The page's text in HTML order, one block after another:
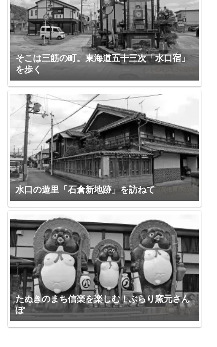
そこは三筋の町。東海道五十三次「水口宿」
を歩く
水口の遊里「石倉新地跡」を訪ねて
たぬきのまち信楽を楽しむ！ぶらり窯元さん
ぽ